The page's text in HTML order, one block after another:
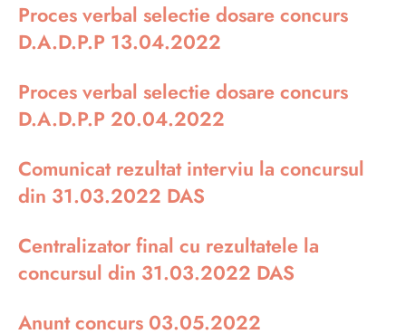
Proces verbal selectie dosare concurs
D.A.D.P.P 13.04.2022
Proces verbal selectie dosare concurs
D.A.D.P.P 20.04.2022
Comunicat rezultat interviu la concursul
din 31.03.2022 DAS
Centralizator final cu rezultatele la
concursul din 31.03.2022 DAS
Anunt concurs 03.05.2022